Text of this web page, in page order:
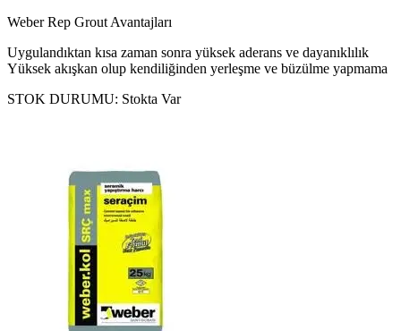
Weber Rep Grout Avantajları
Uygulandıktan kısa zaman sonra yüksek aderans ve dayanıklılık
Yüksek akışkan olup kendiliğinden yerleşme ve büzülme yapmama
STOK DURUMU: Stokta Var